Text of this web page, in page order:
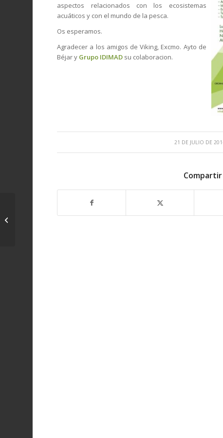
aspectos relacionados con los ecosistemas
acuáticos y con el mundo de la pesca.
Os esperamos.
Agradecer a los amigos de Viking, Excmo. Ayto de
Béjar y Grupo IDIMAD su colaboracion.
21 DE JULIO DE
/